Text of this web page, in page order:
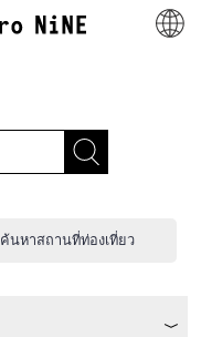
ค้นหาสถานที่ท่องเที่ยว